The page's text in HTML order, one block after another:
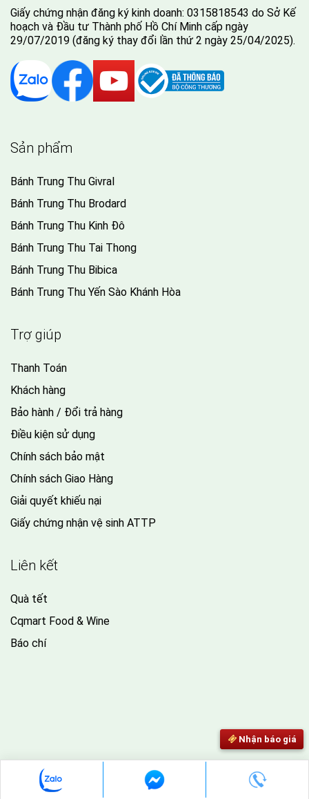
Nhận báo giá
Giấy chứng nhận đăng ký kinh doanh: 0315818543 do Sở Kế
hoạch và Đầu tư Thành phố Hồ Chí Minh cấp ngày
29/07/2019 (đăng ký thay đổi lần thứ 2 ngày 25/04/2025).
Sản phẩm
Bánh Trung Thu Givral
Bánh Trung Thu Brodard
Bánh Trung Thu Kinh Đô
Bánh Trung Thu Tai Thong
Bánh Trung Thu Bibica
Bánh Trung Thu Yến Sào Khánh Hòa
Trợ giúp
Thanh Toán
Khách hàng
Bảo hành / Đổi trả hàng
Điều kiện sử dụng
Chính sách bảo mật
Chính sách Giao Hàng
Giải quyết khiếu nại
Giấy chứng nhận vệ sinh ATTP
Liên kết
Quà tết
Cqmart Food & Wine
Báo chí
Nhận báo giá